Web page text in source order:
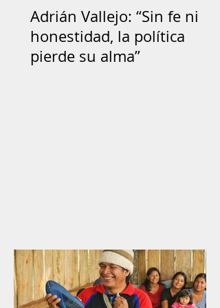
Adrián Vallejo: “Sin fe ni
honestidad, la política
pierde su alma”